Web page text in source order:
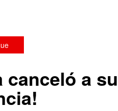
canceló a